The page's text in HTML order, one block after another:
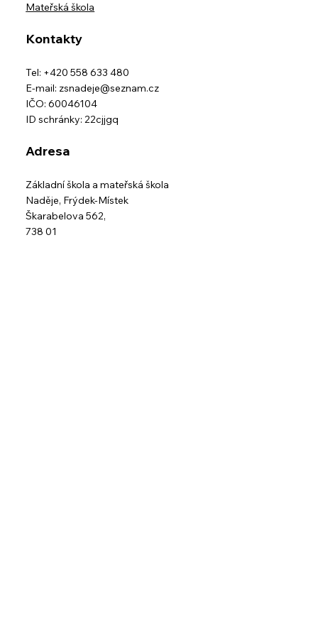
Mateřská škola
Kontakty
Tel: +420 558 633 480
E-mail: zsnadeje@seznam.cz
IČO: 60046104
ID schránky: 22cjjgq
Adresa
Základní škola a mateřská škola
Naděje, Frýdek-Místek
Škarabelova 562,
738 01